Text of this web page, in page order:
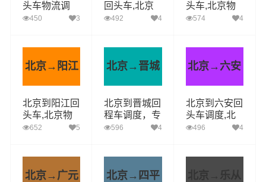
头车物流调
度,北京到德
450 3
回头车,北京
物流公司,石
492 4
头车,北京物
流公司,晋江
574 4
北京→阳江
北京到阳江回
头车,北京物
流公司,阳江
652 5
北京→晋城
北京到晋城回
程车调度，专
车直送多少
596 4
北京→六安
北京到六安回
头车调度,北
京物流公司,
496 4
北京→广元 北京→四平 北京→乐从